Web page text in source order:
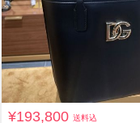
¥193,800送料込